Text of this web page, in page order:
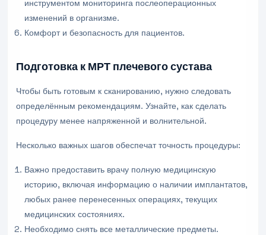
инструментом мониторинга послеоперационных
изменений в организме.
Комфорт и безопасность для пациентов.
Подготовка к МРТ плечевого сустава
Чтобы быть готовым к сканированию, нужно следовать
определённым рекомендациям. Узнайте, как сделать
процедуру менее напряженной и волнительной.
Несколько важных шагов обеспечат точность процедуры:
Важно предоставить врачу полную медицинскую
историю, включая информацию о наличии имплантатов,
любых ранее перенесенных операциях, текущих
медицинских состояниях.
Необходимо снять все металлические предметы.